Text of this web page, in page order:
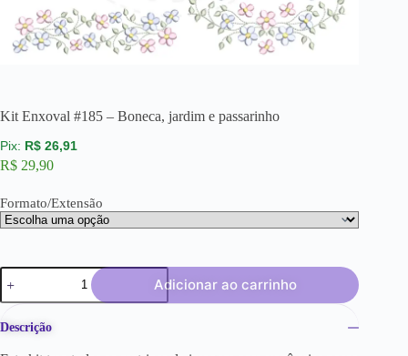
Kit Enxoval #185 – Boneca, jardim e passarinho
R$ 26,91
R$ 29,90
Formato/Extensão
Adicionar ao carrinho
Descrição